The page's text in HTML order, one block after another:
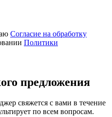
Согласие на обработку
Политики
предложения
свяжется с вами в течение
по всем вопросам.